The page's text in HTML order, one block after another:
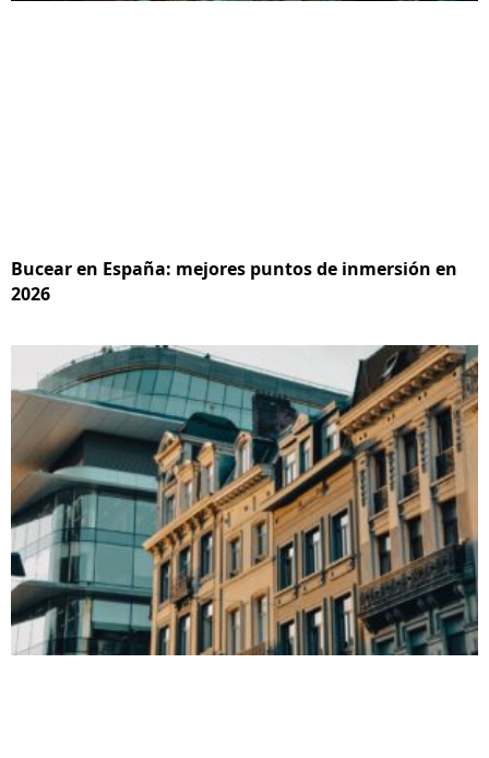
Bucear en España: mejores puntos de inmersión en
2026